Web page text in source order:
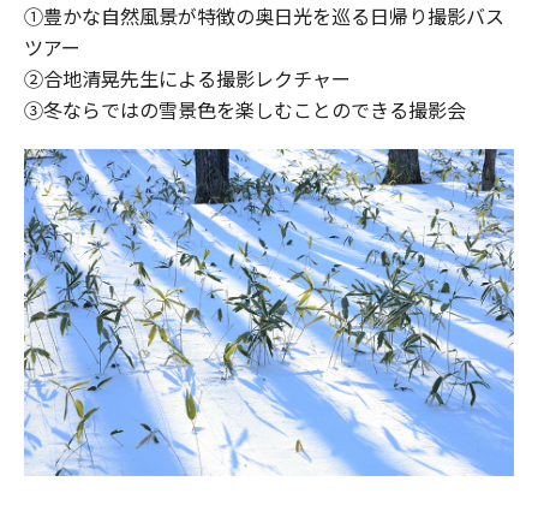
①豊かな自然風景が特徴の奥日光を巡る日帰り撮影バス
ツアー
②合地清晃先生による撮影レクチャー
③冬ならではの雪景色を楽しむことのできる撮影会